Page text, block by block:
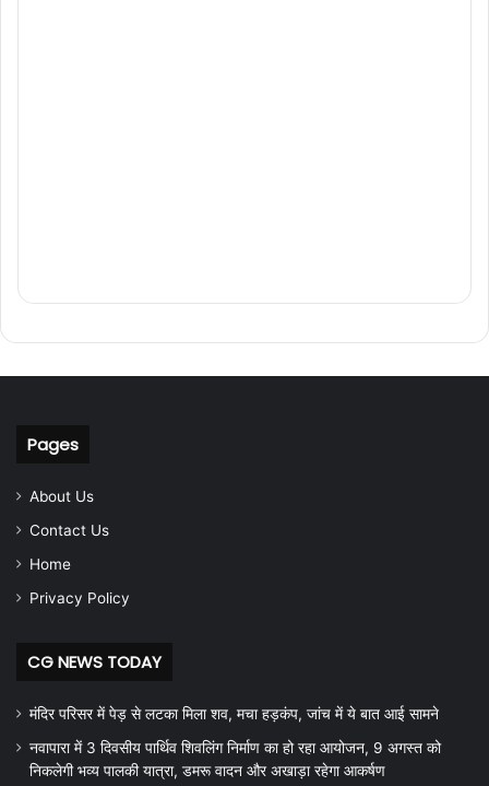
Pages
About Us
Contact Us
Home
Privacy Policy
CG NEWS TODAY
मंदिर परिसर में पेड़ से लटका मिला शव, मचा हड़कंप, जांच में ये बात आई सामने
नवापारा में 3 दिवसीय पार्थिव शिवलिंग निर्माण का हो रहा आयोजन, 9 अगस्त को
निकलेगी भव्य पालकी यात्रा, डमरू वादन और अखाड़ा रहेगा आकर्षण